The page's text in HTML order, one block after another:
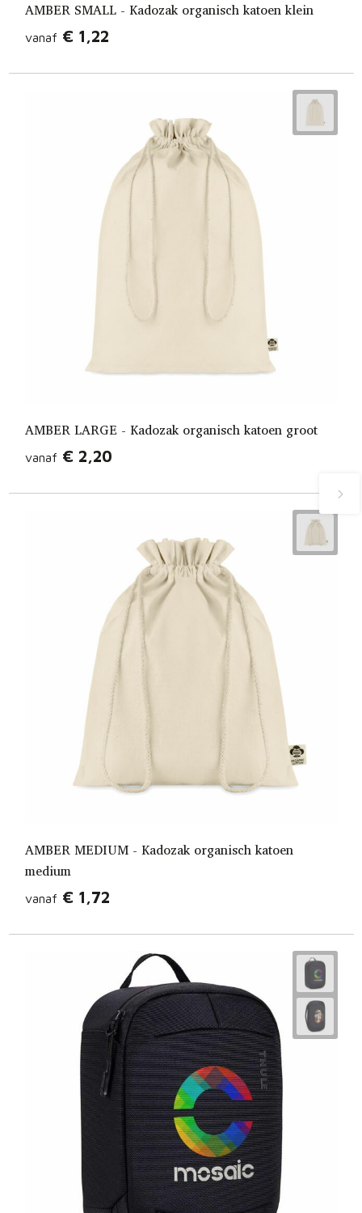
AMBER SMALL - Kadozak organisch katoen klein
vanaf € 1,22
AMBER LARGE - Kadozak organisch katoen groot
vanaf € 2,20
AMBER MEDIUM - Kadozak organisch katoen
medium
vanaf € 1,72